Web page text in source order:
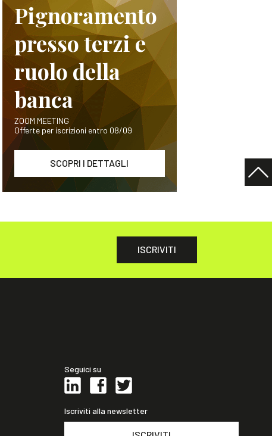
Pignoramento
presso terzi e
ruolo della
banca
ZOOM MEETING
Offerte per iscrizioni entro 08/09
SCOPRI I DETTAGLI
ISCRIVITI
Seguici su
Iscriviti alla newsletter